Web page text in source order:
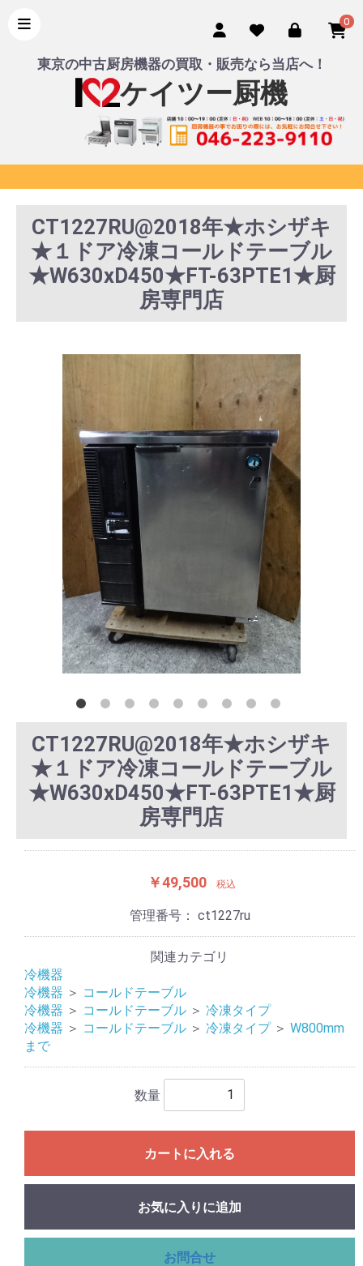
0
東京の中古厨房機器の買取・販売なら当店へ！
ケイツー厨機
CT1227RU@2018年★ホシザキ
★１ドア冷凍コールドテーブル
★W630xD450★FT-63PTE1★厨
房専門店
CT1227RU@2018年★ホシザキ
★１ドア冷凍コールドテーブル
★W630xD450★FT-63PTE1★厨
房専門店
￥49,500 税込
管理番号： ct1227ru
関連カテゴリ
冷機器
冷機器 ＞ コールドテーブル
冷機器 ＞ コールドテーブル ＞ 冷凍タイプ
冷機器 ＞ コールドテーブル ＞ 冷凍タイプ ＞ W800mm
まで
数量
カートに入れる
お気に入りに追加
お問合せ